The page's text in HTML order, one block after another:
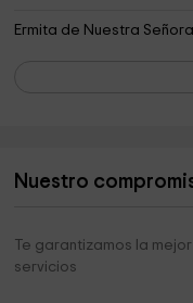
Ermita de Nuestra
Iglesia de la Visitación
Ayuntamiento De
Iglesia de Ntra Sra de la
Nuestro
Te garantizamos la
servicios